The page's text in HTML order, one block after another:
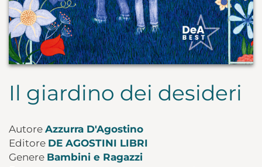
Il giardino dei desideri
Autore Azzurra D'Agostino
Editore DE AGOSTINI LIBRI
Genere Bambini e Ragazzi